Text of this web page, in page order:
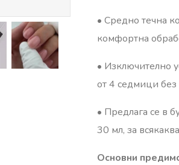
•⁠ ⁠Средно течна
комфортна
•⁠ ⁠Изключително
от 4 седмици без
•⁠ ⁠Предлага се в
30 мл, за
Основни